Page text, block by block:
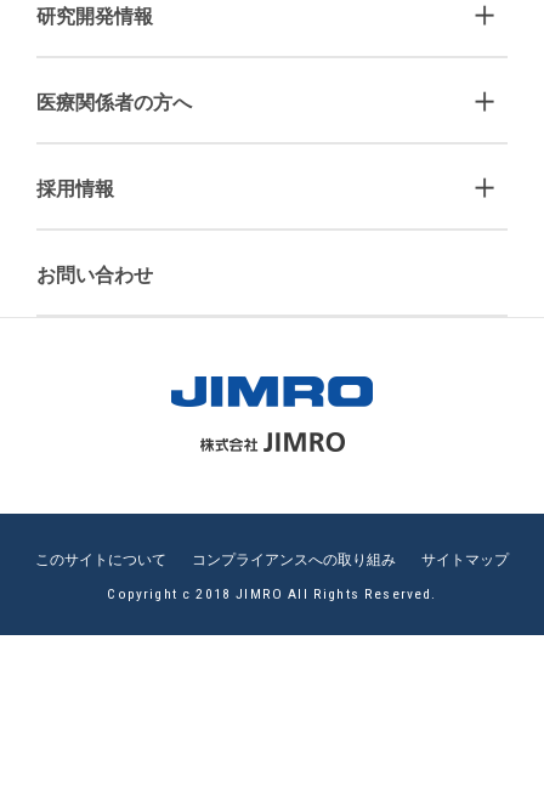
研究開発情報
医療関係者の方へ
採用情報
お問い合わせ
このサイトについて コンプライアンスへの取り組み
サイトマップ
Copyright c 2018 JIMRO All Rights Reserved.